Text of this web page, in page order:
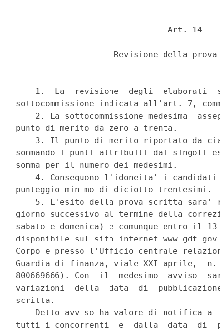
                               Art. 14
Revisione della
1.  La  revisione  degli  elaborati
sottocommissione indicata all'art. 7,
2. La sottocommissione medesima
punto di merito da zero a trenta.
3. Il punto di merito riportato da
sommando i punti attribuiti dai singoli
somma per il numero dei medesimi.
4. Conseguono l'idoneita' i
punteggio minimo di diciotto trentesimi.
5. L'esito della prova scritta sara'
giorno successivo al termine della
sabato e domenica) e comunque entro il
disponibile sul sito internet
Corpo e presso l'Ufficio centrale
Guardia di finanza, viale XXI aprile,  n.
800669666). Con  il  medesimo  avviso
variazioni  della  data  di
scritta.
Detto avviso ha valore di notifica a
tutti i concorrenti  e  dalla  data  di